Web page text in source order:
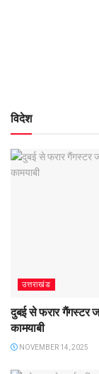
विदेश
उत्तराखंड
दुबई से फरार गैंगस्टर
कामयाबी
NOVEMBER 14, 2025